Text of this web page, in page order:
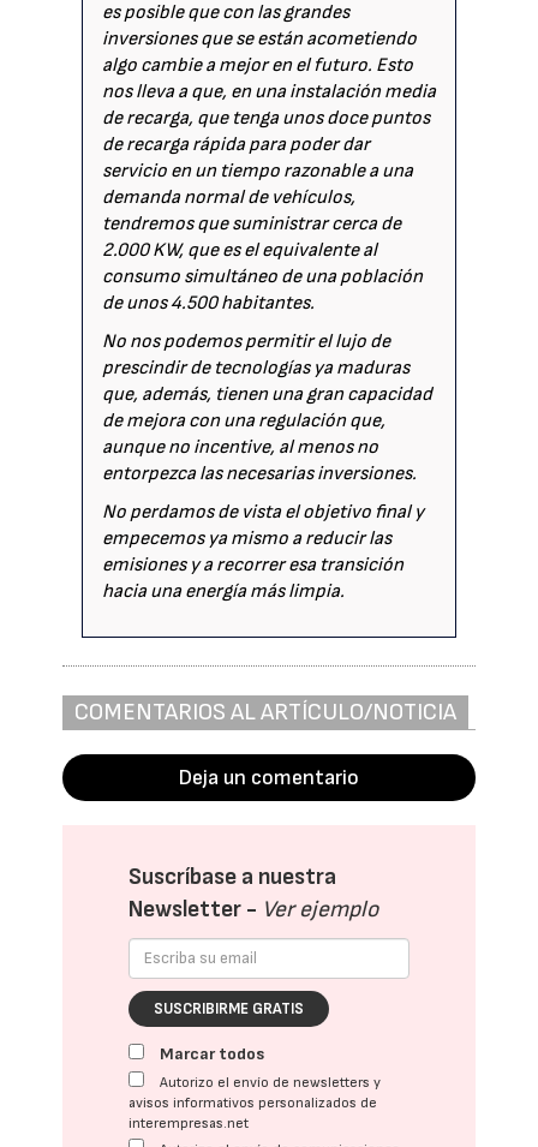
es posible que con las grandes
inversiones que se están acometiendo
algo cambie a mejor en el futuro. Esto
nos lleva a que, en una instalación media
de recarga, que tenga unos doce puntos
de recarga rápida para poder dar
servicio en un tiempo razonable a una
demanda normal de vehículos,
tendremos que suministrar cerca de
2.000 KW, que es el equivalente al
consumo simultáneo de una población
de unos 4.500 habitantes.
No nos podemos permitir el lujo de
prescindir de tecnologías ya maduras
que, además, tienen una gran capacidad
de mejora con una regulación que,
aunque no incentive, al menos no
entorpezca las necesarias inversiones.
No perdamos de vista el objetivo final y
empecemos ya mismo a reducir las
emisiones y a recorrer esa transición
hacia una energía más limpia.
COMENTARIOS AL ARTÍCULO/NOTICIA
Deja un comentario
Suscríbase a nuestra
Newsletter - Ver ejemplo
SUSCRIBIRME GRATIS
Marcar todos
Autorizo el envío de newsletters y
avisos informativos personalizados de
interempresas.net